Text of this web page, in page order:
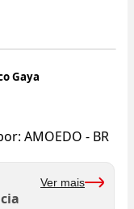
Gaya
AMOEDO - BR
Ver mais